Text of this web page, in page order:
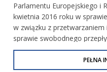
Parlamentu Europejskiego i
kwietnia 2016 roku w
w związku z
sprawie swobodnego
uchylenia dyrektywy 95/46/
lub Ogólne Rozporządzenie
PEŁNA